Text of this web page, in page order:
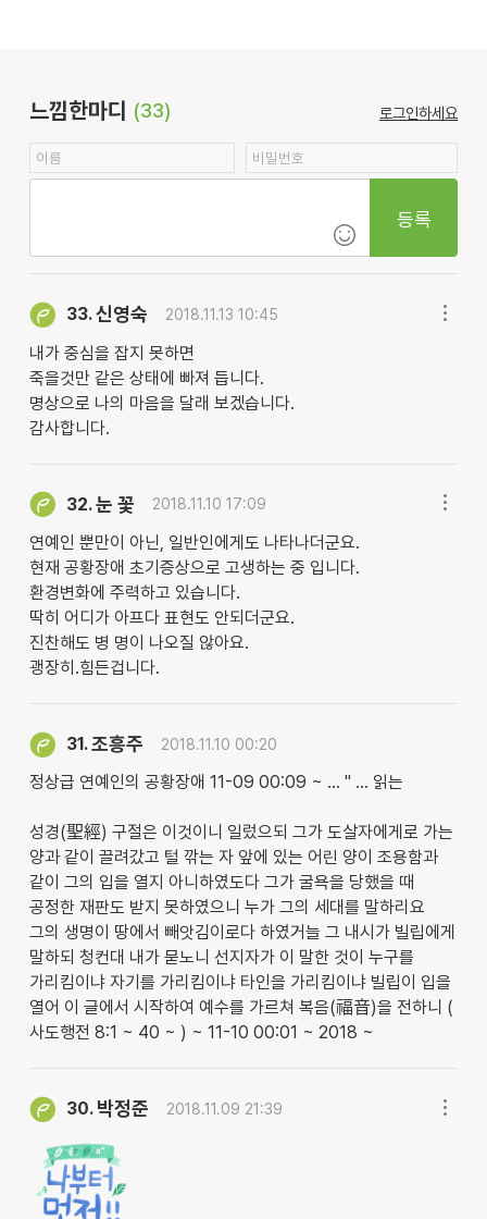
느낌한마디 (33) 로그인하세요
등록
33.신영숙 2018.11.13 10:45
내가 중심을 잡지 못하면
죽을것만 같은 상태에 빠져 듭니다.
명상으로 나의 마음을 달래 보겠습니다.
감사합니다.
32.눈 꽃 2018.11.10 17:09
연예인 뿐만이 아닌, 일반인에게도 나타나더군요.
현재 공황장애 초기증상으로 고생하는 중 입니다.
환경변화에 주력하고 있습니다.
딱히 어디가 아프다 표현도 안되더군요.
진찬해도 병 명이 나오질 않아요.
괭장히.힘든겁니다.
31.조흥주 2018.11.10 00:20
정상급 연예인의 공황장애 11-09 00:09 ~ … " … 읽는
성경(聖經) 구절은 이것이니 일렀으되 그가 도살자에게로 가는
양과 같이 끌려갔고 털 깎는 자 앞에 있는 어린 양이 조용함과
같이 그의 입을 열지 아니하였도다 그가 굴욕을 당했을 때
공정한 재판도 받지 못하였으니 누가 그의 세대를 말하리요
그의 생명이 땅에서 빼앗김이로다 하였거늘 그 내시가 빌립에게
말하되 청컨대 내가 묻노니 선지자가 이 말한 것이 누구를
가리킴이냐 자기를 가리킴이냐 타인을 가리킴이냐 빌립이 입을
열어 이 글에서 시작하여 예수를 가르쳐 복음(福音)을 전하니 (
사도행전 8:1 ~ 40 ~ ) ~ 11-10 00:01 ~ 2018 ~
30. 박정준 2018.11.09 21:39